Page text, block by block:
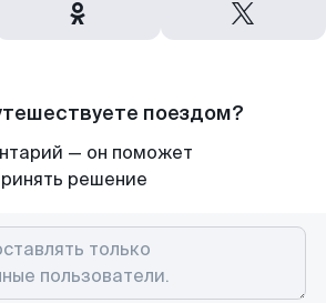
поездом?
— он поможет
решение